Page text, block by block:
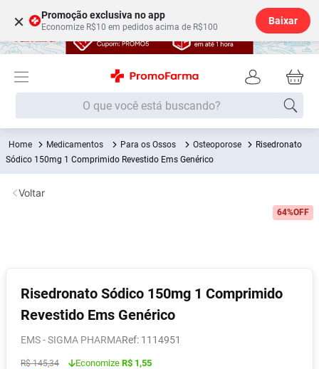
× Promoção exclusiva no app
Economize R$10 em pedidos acima de R$100
Baixar
O que você está buscando?
Medicamentos Para os Ossos Osteoporose
Risedronato
Sódico 150mg 1 Comprimido Revestido Ems Genérico
64%OFF
Risedronato Sódico 150mg 1 Comprimido
Revestido Ems Genérico
EMS - SIGMA PHARMA : 1114951
R$ 145,34 Economize R$ 1,55
Voltar
Termos mais buscados
1º Fralda
2
5º Fralda G
6º Desodorante
7º Shampoo
º Absorvente
9 º Pampers Confort Sec